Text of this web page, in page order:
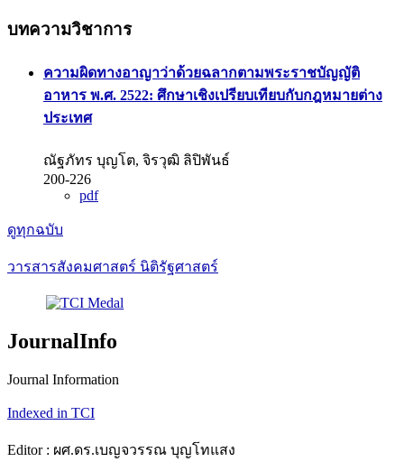
บทความวิชาการ
ความผิดทางอาญาว่าด้วยฉลากตามพระราชบัญญัติ
อาหาร พ.ศ. 2522: ศึกษาเชิงเปรียบเทียบกับกฎหมายต่าง
ประเทศ
ณัฐภัทร บุญโต, จิรวุฒิ ลิปิพันธ์
200-226
pdf
ดูทุกฉบับ
วารสารสังคมศาสตร์ นิติรัฐศาสตร์
JournalInfo
Journal Information
Indexed in TCI
Editor : ผศ.ดร.เบญจวรรณ บุญโทแสง